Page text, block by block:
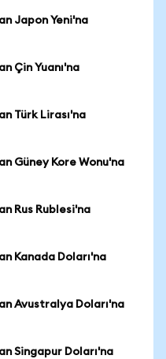
Japon Yeni'na
Çin Yuanı'na
Türk Lirası'na
Güney Kore Wonu'na
Rus Rublesi'na
Kanada Doları'na
Avustralya Doları'na
Singapur Doları'na